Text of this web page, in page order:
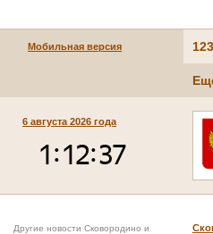
Мобильная версия
6 августа 2026 года
Другие новости Сковородино и